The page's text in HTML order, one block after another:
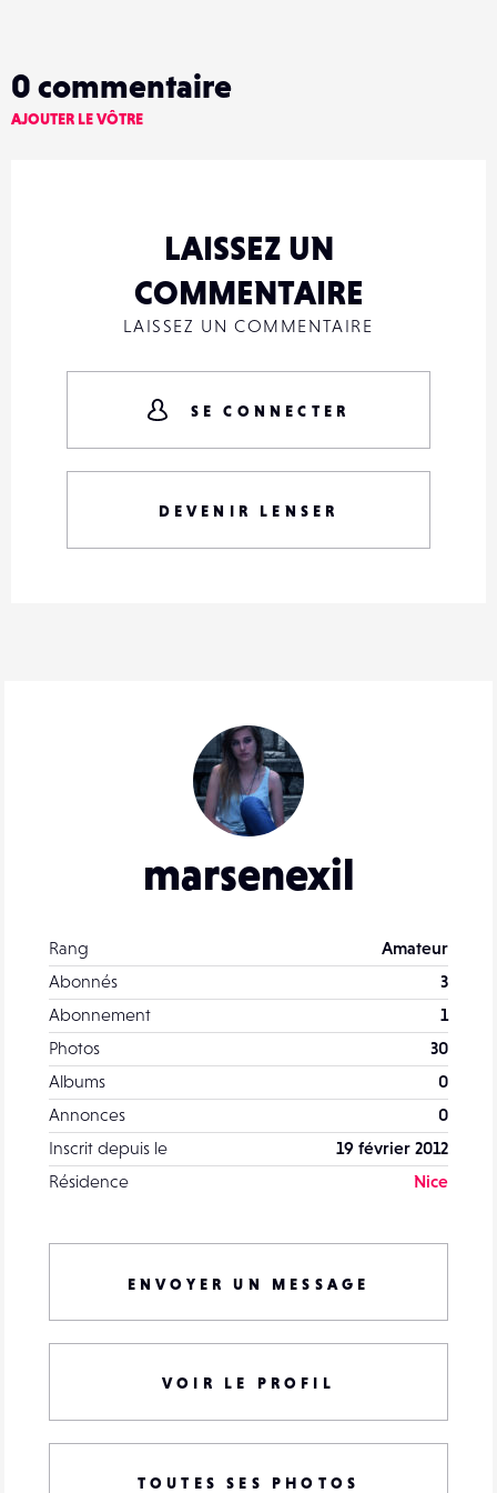
marsenexil
Rang
Amateur
Abonnés
3
Abonnement
1
Photos
30
Albums
0
Annonces
0
Inscrit depuis le
19 février 2012
Résidence
Nice
ENVOYER UN MESSAGE
VOIR LE PROFIL
TOUTES SES PHOTOS
0 commentaire
AJOUTER LE VÔTRE
LAISSEZ UN
COMMENTAIRE
LAISSEZ UN COMMENTAIRE
SE CONNECTER
DEVENIR LENSER